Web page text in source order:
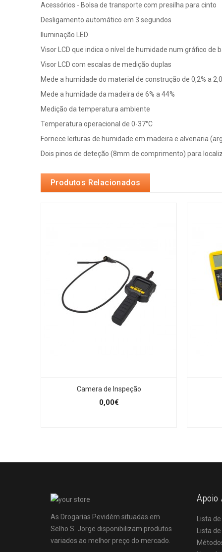
Acessórios - Bolsa de transporte com presilha para cinto
Desligamento automático em 3 segundos
Iluminação LED
Visor LCD que indica o nível de humidade num gráfico de
Visor LCD com escalas de medição duplas
Mede a humidade do material de construção de 0,2% a
Mede a humidade da madeira de 6% a 44%
Medição da temperatura ambiente
Temperatura operacional de 0-37°C
Fornece leituras de humidade em madeira e alvenaria
Dois pinos de deteção (8mm de comprimento) para
Produtos Relacionados
Camera de Inspeção
0,00€
As Drogarias Pevidém situadas em
Selho S. Jorge disponibilizam produtos
variados ao melhor preço do mercado.
Apoio
Lista
Lista